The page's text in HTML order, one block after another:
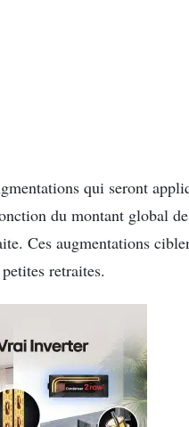
qui seront
du montant global
Ces augmentations
retraites.